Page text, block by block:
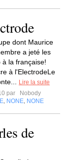
dont Maurice
a jeté les
à la française!
à l'ElectrodeLe
Lire la suite
par
Nobody
NONE NONE
de